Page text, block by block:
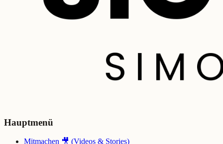
Hauptmenü
Mitmachen 🎥 (Videos & Stories)